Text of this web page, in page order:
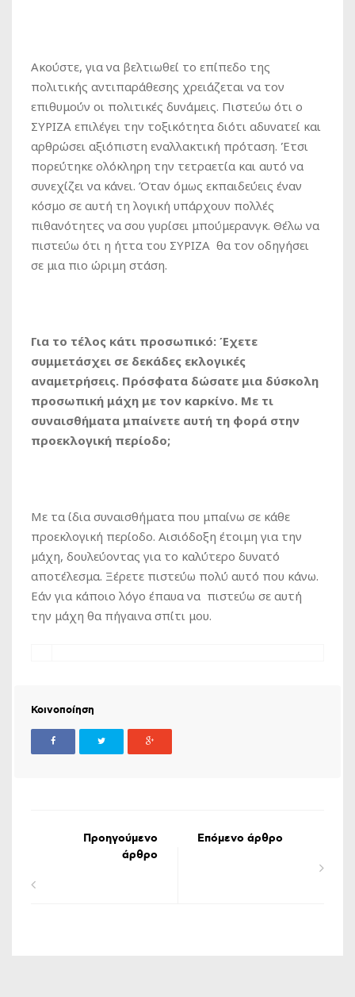
Ακούστε, για να βελτιωθεί το επίπεδο της
πολιτικής αντιπαράθεσης χρειάζεται να τον
επιθυμούν οι πολιτικές δυνάμεις. Πιστεύω ότι ο
ΣΥΡΙΖΑ επιλέγει την τοξικότητα διότι αδυνατεί και
αρθρώσει αξιόπιστη εναλλακτική πρόταση. Έτσι
πορεύτηκε ολόκληρη την τετραετία και αυτό να
συνεχίζει να κάνει. Όταν όμως εκπαιδεύεις έναν
κόσμο σε αυτή τη λογική υπάρχουν πολλές
πιθανότητες να σου γυρίσει μπούμερανγκ. Θέλω να
πιστεύω ότι η ήττα του ΣΥΡΙΖΑ θα τον οδηγήσει
σε μια πιο ώριμη στάση.
Για το τέλος κάτι προσωπικό: Έχετε
συμμετάσχει σε δεκάδες εκλογικές
αναμετρήσεις. Πρόσφατα δώσατε μια δύσκολη
προσωπική μάχη με τον καρκίνο. Με τι
συναισθήματα μπαίνετε αυτή τη φορά στην
προεκλογική περίοδο;
Με τα ίδια συναισθήματα που μπαίνω σε κάθε
προεκλογική περίοδο. Αισιόδοξη έτοιμη για την
μάχη, δουλεύοντας για το καλύτερο δυνατό
αποτέλεσμα. Ξέρετε πιστεύω πολύ αυτό που κάνω.
Εάν για κάποιο λόγο έπαυα να πιστεύω σε αυτή
την μάχη θα πήγαινα σπίτι μου.
Κοινοποίηση
Προηγούμενο
άρθρο
Επόμενο άρθρο